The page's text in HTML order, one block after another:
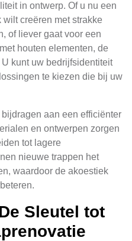
in ontwerp. Of u nu een
creëren met strakke
of liever gaat voor een
houten elementen, de
kunt uw bedrijfsidentiteit
te kiezen die bij uw
aan een efficiënter
en ontwerpen zorgen
tot lagere
nieuwe trappen het
waardoor de akoestiek
Sleutel tot